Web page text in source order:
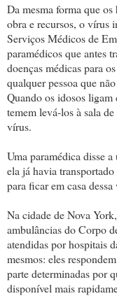
Da mesma forma que
obra e recursos, o vírus
Serviços Médicos de
paramédicos que antes
doenças médicas para
qualquer pessoa que
Quando os idosos
temem levá-los à sala
vírus.
Uma paramédica disse
ela já havia
para ficar em casa
Na cidade de Nova
ambulâncias do Corpo
atendidas por hospitais
mesmos: eles
parte determinadas por
disponível mais